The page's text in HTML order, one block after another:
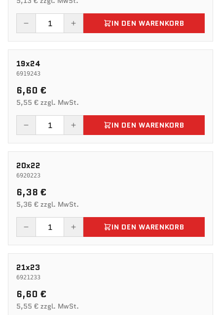
IN DEN WARENKORB
19x24
6919243
6,60 €
5,55 € zzgl. MwSt.
IN DEN WARENKORB
20x22
6920223
6,38 €
5,36 € zzgl. MwSt.
IN DEN WARENKORB
21x23
6921233
6,60 €
5,55 € zzgl. MwSt.